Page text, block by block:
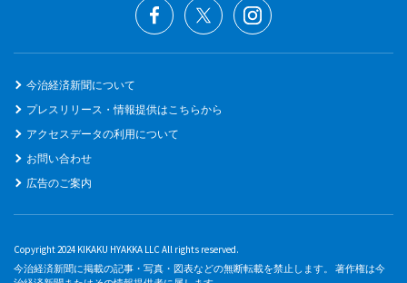
今治経済新聞について
プレスリリース・情報提供はこちらから
アクセスデータの利用について
お問い合わせ
広告のご案内
Copyright 2024 KIKAKU HYAKKA LLC All rights reserved.
今治経済新聞に掲載の記事・写真・図表などの無断転載を禁止します。 著作権は今